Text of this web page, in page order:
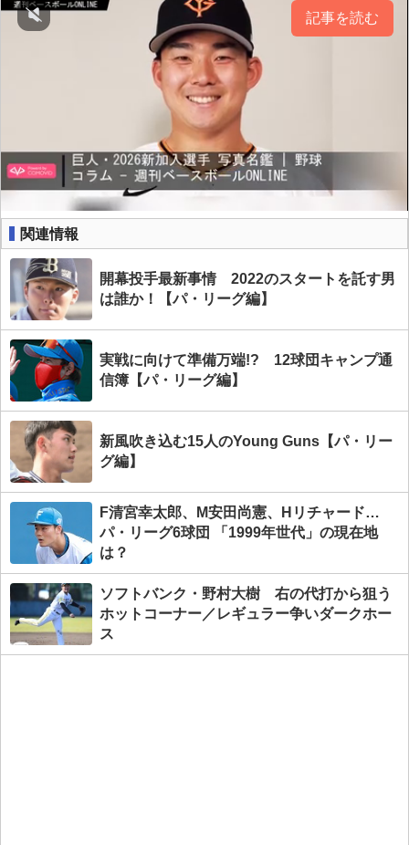
記事を読む
関連情報
開幕投手最新事情 2022のスタートを託す男
は誰か！【パ・リーグ編】
実戦に向けて準備万端!? 12球団キャンプ通
信簿【パ・リーグ編】
新風吹き込む15人のYoung Guns【パ・リー
グ編】
F清宮幸太郎、M安田尚憲、Hリチャード…
パ・リーグ6球団 「1999年世代」の現在地
は？
ソフトバンク・野村大樹 右の代打から狙う
ホットコーナー／レギュラー争いダークホー
ス